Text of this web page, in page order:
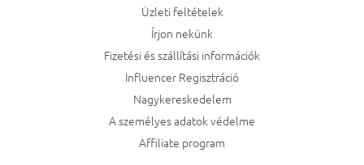
Üzleti feltételek
Írjon nekünk
Fizetési és szállítási információk
Influencer Regisztráció
Nagykereskedelem
A személyes adatok védelme
Affiliate program